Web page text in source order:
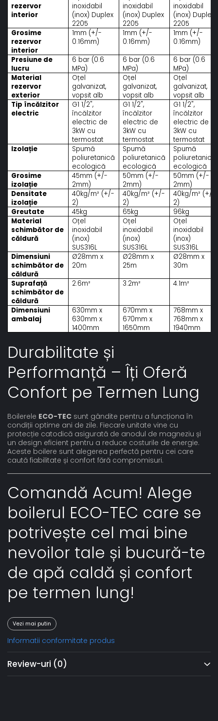
rezervor
interior
inoxidabil
(inox) Duplex
2205
inoxidabil
(inox) Duplex
2205
inoxidabil
(inox) Duplex
2205
Grosime
rezervor
interior
1mm (+/-
0.16mm)
1mm (+/-
0.16mm)
1mm (+/-
0.16mm)
Presiune de
lucru
6 bar (0.6
MPa)
6 bar (0.6
MPa)
6 bar (0.6
MPa)
Material
rezervor
exterior
Oțel
galvanizat,
vopsit alb
Oțel
galvanizat,
vopsit alb
Oțel
galvanizat,
vopsit alb
Tip încălzitor
electric
G1 1/2",
încălzitor
electric de
3kW cu
termostat
G1 1/2",
încălzitor
electric de
3kW cu
termostat
G1 1/2",
încălzitor
electric de
3kW cu
termostat
Izolație
Spumă
poliuretanică
ecologică
Spumă
poliuretanică
ecologică
Spumă
poliuretanică
ecologică
Grosime
izolație
45mm (+/-
2mm)
50mm (+/-
2mm)
50mm (+/-
2mm)
Densitate
izolație
40kg/m² (+/-
2)
40kg/m² (+/-
2)
40kg/m² (+/-
2)
Greutate
45kg 65kg
96kg
Material
schimbător de
căldură
Oțel
inoxidabil
(inox)
SUS316L
Oțel
inoxidabil
(inox)
SUS316L
Oțel
inoxidabil
(inox)
SUS316L
Dimensiuni
schimbător de
căldură
Ø28mm x
20m
Ø28mm x
25m
Ø28mm x
30m
Suprafață
schimbător de
căldură
2.6m² 3.2m² 4.1m²
Dimensiuni
ambalaj
630mm x
630mm x
1400mm
670mm x
670mm x
1650mm
768mm x
768mm x
1940mm
Durabilitate și
Performanță – Îți Oferă
Confort pe Termen Lung
Boilerele ECO-TEC sunt gândite pentru a funcționa în
condiții optime ani de zile. Fiecare unitate vine cu
protecție catodică asigurată de anodul de magneziu și
un design eficient pentru a reduce costurile de energie.
Aceste boilere sunt alegerea perfectă pentru cei care
caută fiabilitate și confort fără compromisuri.
Comandă Acum! Alege
boilerul ECO-TEC care se
potrivește cel mai bine
nevoilor tale și bucură-te
de apă caldă și confort
pe termen lung!
Vezi mai putin
Informatii conformitate produs
Review-uri (0)